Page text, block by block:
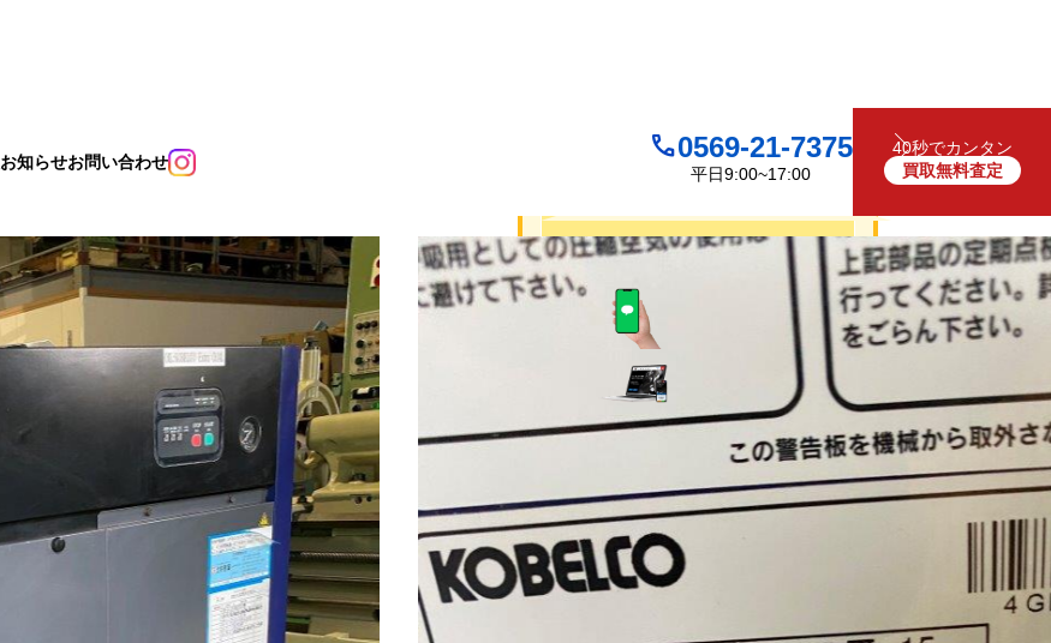
お知らせお問い合わせ 0569-21-7375
平日9:00~17:00
40秒でカンタン
買取無料査定
買取について
お見積り・査定は 無料
LINEで査定 （友だち追加）
買取フォームで査定
お電話でも受け付けております
0569-21-7375
平日9:00~17:00